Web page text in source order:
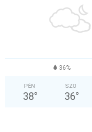
36%
PÉN
38°
SZO
36°